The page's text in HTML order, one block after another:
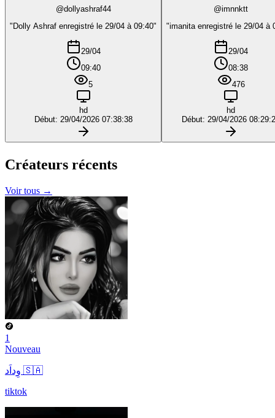
@dollyashraf44
"Dolly Ashraf enregistré le 29/04 à 09:40"
29/04
09:40
5
hd
Début: 29/04/2026 07:38:38
@imnnktt
"imanita enregistré le 29/04 à
29/04
08:38
476
hd
Début: 29/04/2026
Créateurs récents
Voir tous →
1
Nouveau
وِداَد 🇸🇦
tiktok